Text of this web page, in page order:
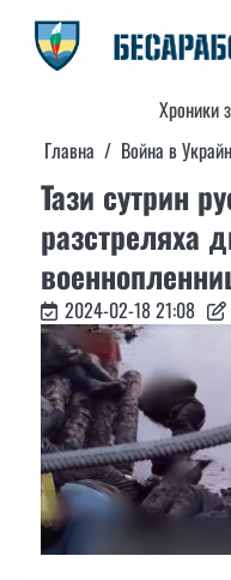
content
Хроники
Главна
Война в
Тази сутрин
разстреляха
2024-02-18 21:08